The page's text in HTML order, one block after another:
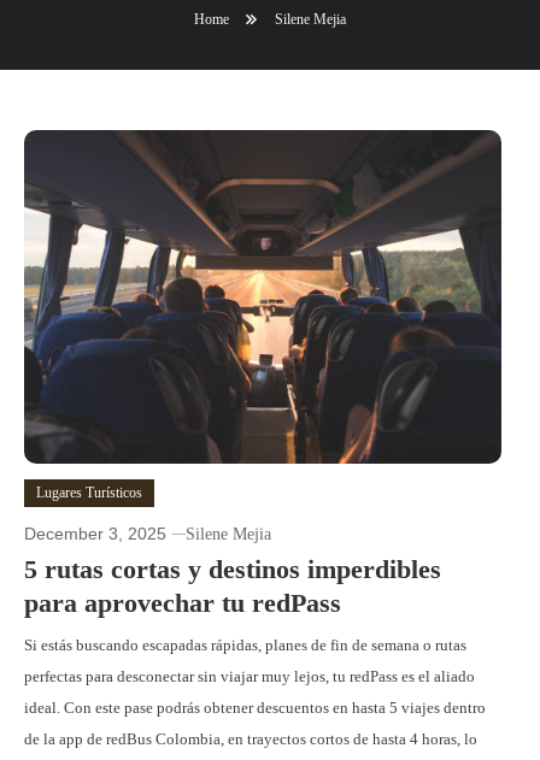
Home Silene Mejia
Lugares Turísticos
December 3, 2025 Silene Mejia
5 rutas cortas y destinos imperdibles
para aprovechar tu redPass
Si estás buscando escapadas rápidas, planes de fin de semana o rutas
perfectas para desconectar sin viajar muy lejos, tu redPass es el aliado
ideal. Con este pase podrás obtener descuentos en hasta 5 viajes dentro
de la app de redBus Colombia, en trayectos cortos de hasta 4 horas, lo